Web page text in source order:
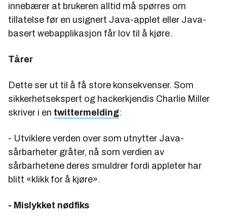
innebærer at brukeren alltid må spørres om
tillatelse før en usignert Java-applet eller Java-
basert webapplikasjon får lov til å kjøre.
Tårer
Dette ser ut til å få store konsekvenser. Som
sikkerhetsekspert og hackerkjendis Charlie Miller
skriver i en twittermelding:
- Utviklere verden over som utnytter Java-
sårbarheter gråter, nå som verdien av
sårbarhetene deres smuldrer fordi appleter har
blitt «klikk for å kjøre».
- Mislykket nødfiks